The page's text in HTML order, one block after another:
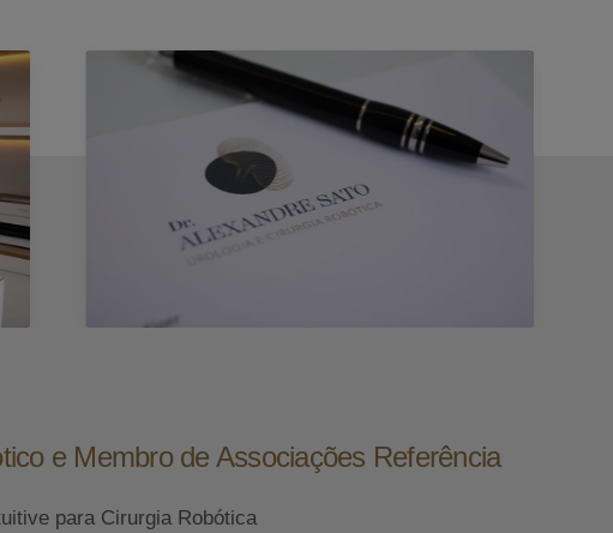
e Membro de Associações Referência
para Cirurgia Robótica